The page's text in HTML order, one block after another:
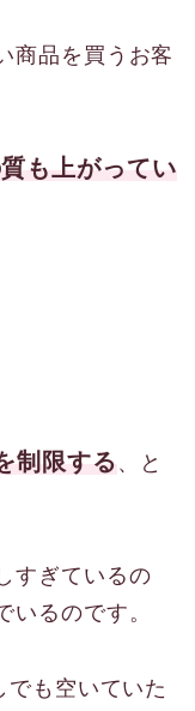
商品を買うお客
も上がってい
制限する 、と
すぎているの
いるのです。
でも空いていた